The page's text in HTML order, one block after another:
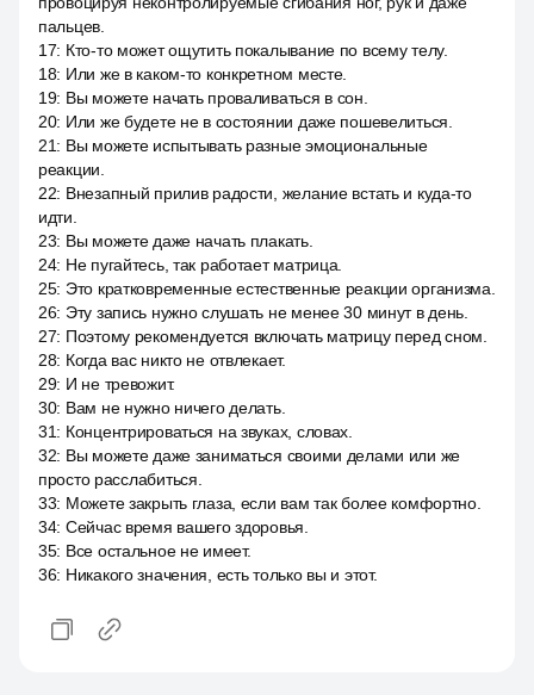
пальцев.
17: Кто-то может ощутить покалывание по всему телу.
18: Или же в каком-то конкретном месте.
19: Вы можете начать проваливаться в сон.
20: Или же будете не в состоянии даже пошевелиться.
21: Вы можете испытывать разные эмоциональные
реакции.
22: Внезапный прилив радости, желание встать и куда-то
идти.
23: Вы можете даже начать плакать.
24: Не пугайтесь, так работает матрица.
25: Это кратковременные естественные реакции организма.
26: Эту запись нужно слушать не менее 30 минут в день.
27: Поэтому рекомендуется включать матрицу перед сном.
28: Когда вас никто не отвлекает.
29: И не тревожит.
30: Вам не нужно ничего делать.
31: Концентрироваться на звуках, словах.
32: Вы можете даже заниматься своими делами или же
просто расслабиться.
33: Можете закрыть глаза, если вам так более комфортно.
34: Сейчас время вашего здоровья.
35: Все остальное не имеет.
36: Никакого значения, есть только вы и этот.